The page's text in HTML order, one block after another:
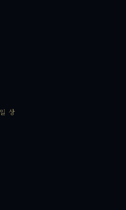
상